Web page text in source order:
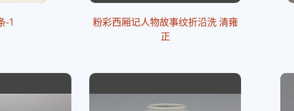
-1
粉彩西厢记人物故事纹折沿洗 清雍
正